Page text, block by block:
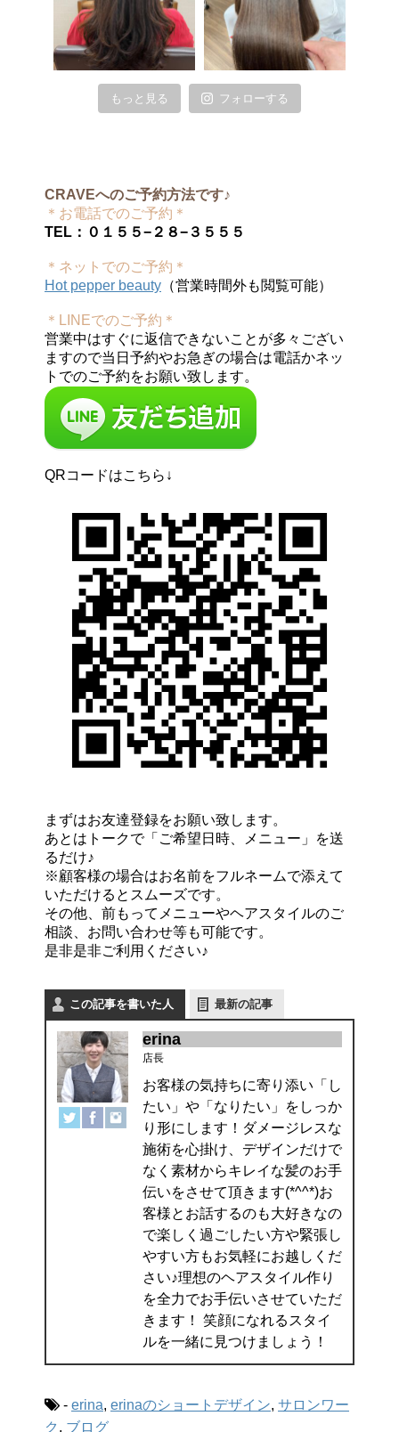
もっと見る フォローする
CRAVEへのご予約方法です♪
＊お電話でのご予約＊
TEL：０１５５−２８−３５５５
＊ネットでのご予約＊
Hot pepper beauty （営業時間外も閲覧可能）
＊LINEでのご予約＊
営業中はすぐに返信できないことが多々ござい
ますので当日予約やお急ぎの場合は電話かネッ
トでのご予約をお願い致します。
QRコードはこちら↓
まずはお友達登録をお願い致します。
あとはトークで「ご希望日時、メニュー」を送
るだけ♪
※顧客様の場合はお名前をフルネームで添えて
いただけるとスムーズです。
その他、前もってメニューやヘアスタイルのご
相談、お問い合わせ等も可能です。
是非是非ご利用ください♪
この記事を書いた人 最新の記事
erina
店長
お客様の気持ちに寄り添い「し
たい」や「なりたい」をしっか
り形にします！ダメージレスな
施術を心掛け、デザインだけで
なく素材からキレイな髪のお手
伝いをさせて頂きます(*^^*)お
客様とお話するのも大好きなの
で楽しく過ごしたい方や緊張し
やすい方もお気軽にお越しくだ
さい♪理想のヘアスタイル作り
を全力でお手伝いさせていただ
きます！ 笑顔になれるスタイ
ルを一緒に見つけましょう！
- erina, erinaのショートデザイン, サロンワー
ク , ブログ